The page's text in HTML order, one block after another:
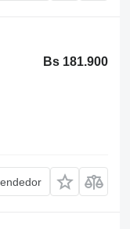
Bs 181.900